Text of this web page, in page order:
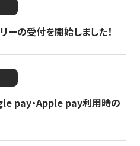
ーの受付を開始しました！
pay・Apple pay利用時の